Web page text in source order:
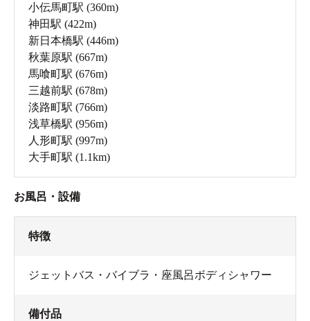
小伝馬町駅 (360m)
神田駅 (422m)
新日本橋駅 (446m)
秋葉原駅 (667m)
馬喰町駅 (676m)
三越前駅 (678m)
淡路町駅 (766m)
浅草橋駅 (956m)
人形町駅 (997m)
大手町駅 (1.1km)
お風呂・設備
特徴
ジェットバス・バイブラ・座風呂ボディシャワー
備付品